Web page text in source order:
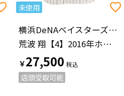
未使用
横浜DeNAベイスターズ（ヨコハマディーエヌエーベイスターズ）
荒波 翔【4】2016年ホーム
￥27,500
店頭受取可能